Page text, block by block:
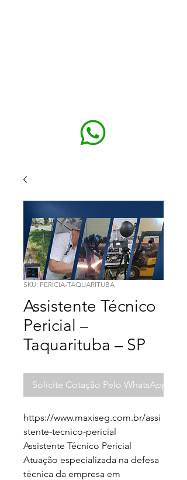
SKU: PERICIA-TAQUARITUBA
Assistente Técnico
Pericial –
Taquarituba – SP
Solicite Cotação Pelo WhatsApp
https://www.maxiseg.com.br/assi
stente-tecnico-pericial
Assistente Técnico Pericial
Atuação especializada na defesa
técnica da empresa em